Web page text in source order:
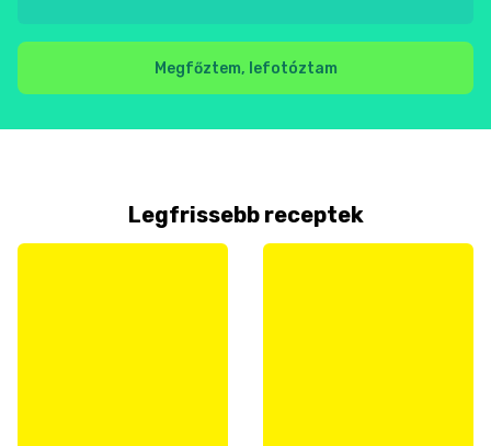
Megfőztem, lefotóztam
Legfrissebb receptek